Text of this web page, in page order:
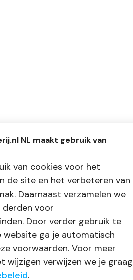
NL maakt gebruik van
van cookies voor het
de site en het verbeteren van
Daarnaast verzamelen we
voor
Door verder gebruik te
website ga je automatisch
voorwaarden. Voor meer
wijzigen verwijzen we je graag
.